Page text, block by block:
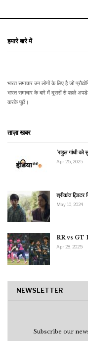
हमारे बारे में
भारत समाचार उन लोगों के लिए है जो
भारत समाचार के बारे में दूसरों से पहले
करके पूछें।
ताज़ा खबर
‘राहुल गांधी को
Apr 25, 2025
श्रीकांत ट्विटर
May 10, 2024
RR vs GT
Apr 28, 2025
NEWSLETTER
Subscribe our